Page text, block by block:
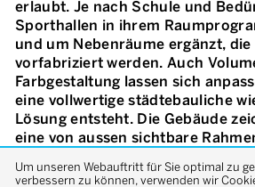
erlaubt. Je nach Schule und
Sporthallen in ihrem
und um Nebenräume ergänzt, die
vorfabriziert werden. Auch
Farbgestaltung lassen sich
eine vollwertige städtebauliche
Lösung entsteht. Die Gebäude
eine von aussen sichtbare
der Holzkonstruktion prägt die
Um unseren Webauftritt für Sie optimal zu
verbessern zu können, verwenden wir